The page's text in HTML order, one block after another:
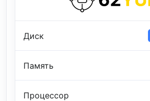
Диск
Память
Процессор